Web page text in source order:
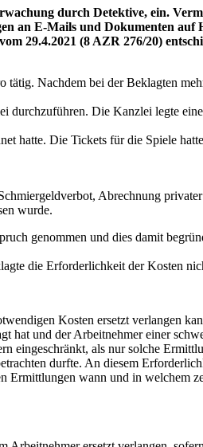
durch Detektive, ein.
an E-Mails und Dokumenten auf
29.4.2021 (8 AZR 276/20)
Nachdem bei der Beklagten
durchzuführen. Die Kanzlei legte
hatte. Die Tickets für die Spiele
Abrechnung
wurde.
genommen und dies damit
die Erforderlichkeit der Kosten
Kosten ersetzt verlangen
hat und der Arbeitnehmer einer
eingeschränkt, als nur solche
durfte. An diesem
Ermittlungen wann und in welchem